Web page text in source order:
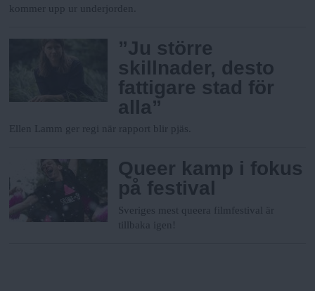
kommer upp ur underjorden.
”Ju större
skillnader, desto
fattigare stad för
alla”
Ellen Lamm ger regi när rapport blir pjäs.
Queer kamp i fokus
på festival
Sveriges mest queera filmfestival är
tillbaka igen!